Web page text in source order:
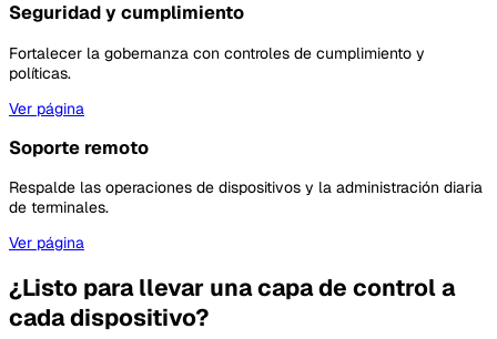
Seguridad y cumplimiento
Fortalecer la gobernanza con controles de cumplimiento y
políticas.
Ver página
Soporte remoto
Respalde las operaciones de dispositivos y la administración diaria
de terminales.
Ver página
¿Listo para llevar una capa de control a
cada dispositivo?